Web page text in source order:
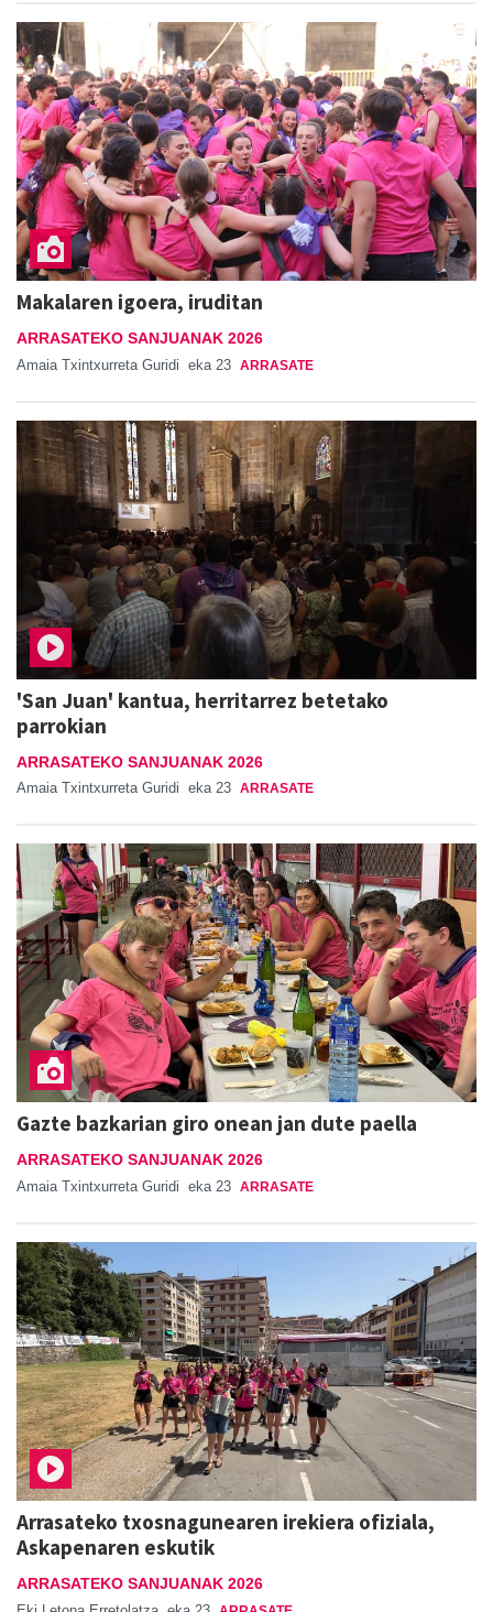
Makalaren igoera, iruditan
ARRASATEKO SANJUANAK 2026
Amaia Txintxurreta Guridi eka 23 ARRASATE
'San Juan' kantua, herritarrez betetako
parrokian
ARRASATEKO SANJUANAK 2026
Amaia Txintxurreta Guridi eka 23 ARRASATE
Gazte bazkarian giro onean jan dute paella
ARRASATEKO SANJUANAK 2026
Amaia Txintxurreta Guridi eka 23 ARRASATE
Arrasateko txosnagunearen irekiera ofiziala,
Askapenaren eskutik
ARRASATEKO SANJUANAK 2026